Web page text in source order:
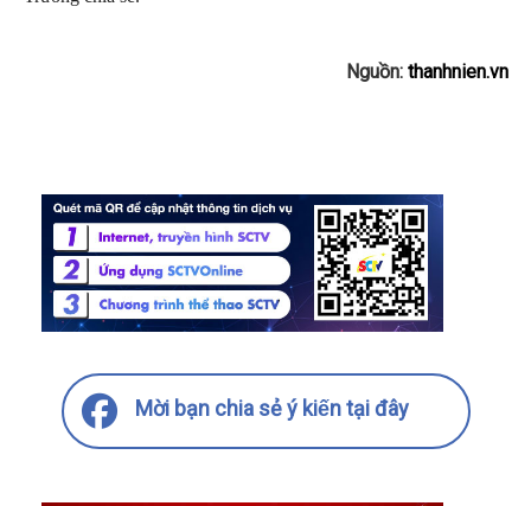
Nguồn: thanhnien.vn
Mời bạn chia sẻ ý kiến tại đây